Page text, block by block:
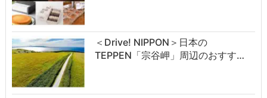
＜Drive! NIPPON＞日本の
TEPPEN「宗谷岬」周辺のおすす…